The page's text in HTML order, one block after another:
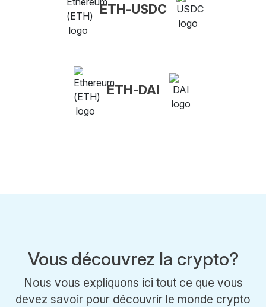
ETH-USDC
ETH-DAI
Vous découvrez la crypto?
Nous vous expliquons ici tout ce que vous
devez savoir pour découvrir le monde crypto